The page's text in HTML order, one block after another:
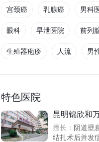
宫颈癌 乳腺癌 男科
眼科 早泄医院 前列
生殖器疱疹 人流 男
特色医院
擅长： 阴道壁
结扎术后并发